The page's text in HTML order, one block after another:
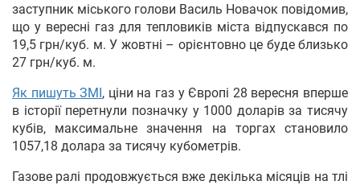
заступник міського голови Василь Новачок повідомив,
що у вересні газ для тепловиків міста відпускався по
19,5 грн/куб. м. У жовтні – орієнтовно це буде близько
27 грн/куб. м.
Як пишуть ЗМІ, ціни на газ у Європі 28 вересня вперше
в історії перетнули позначку у 1000 доларів за тисячу
кубів, максимальне значення на торгах становило
1057,18 долара за тисячу кубометрів.
Газове ралі продовжується вже декілька місяців на тлі